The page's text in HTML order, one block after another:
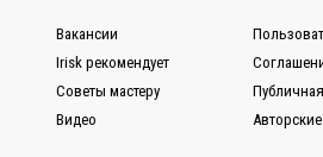
компании (СДЭК, ПЭК, Деловые
Доставка.
Вакансии
Irisk рекомендует
Советы мастеру
Видео